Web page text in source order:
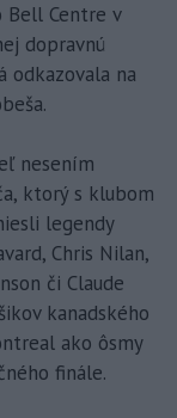
Bell Centre v
dopravnú
odkazovala na
nesením
ktorý s klubom
legendy
Chris Nilan,
či Claude
kanadského
ako ôsmy
finále.